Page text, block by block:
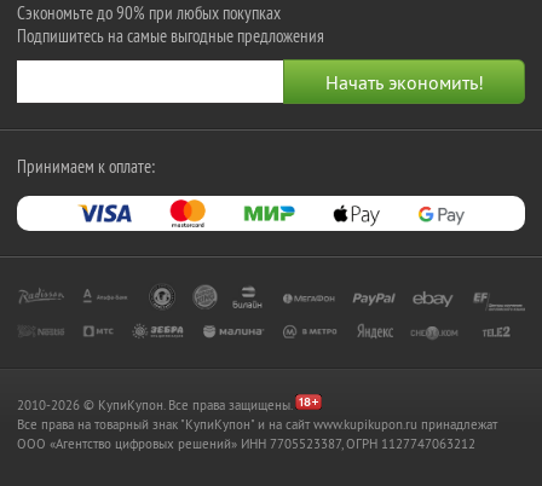
Сэкономьте до 90% при любых покупках
Подпишитесь на самые выгодные предложения
Принимаем к оплате:
2010-2026 © КупиКупон. Все права защищены.
Все права на товарный знак "КупиКупон" и на сайт www.kupikupon.ru принадлежат
OOO «Агентство цифровых решений» ИНН 7705523387, ОГРН 1127747063212